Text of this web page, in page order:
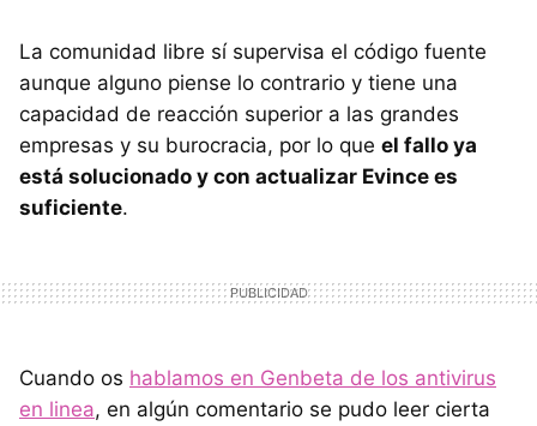
La comunidad libre sí supervisa el código fuente
aunque alguno piense lo contrario y tiene una
capacidad de reacción superior a las grandes
empresas y su burocracia, por lo que el fallo ya
está solucionado y con actualizar Evince es
suficiente.
Cuando os hablamos en Genbeta de los antivirus
en linea, en algún comentario se pudo leer cierta